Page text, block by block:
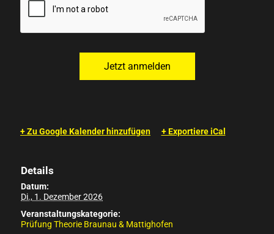
+ Zu Google Kalender hinzufügen + Exportiere iCal
Details
Datum:
Di., 1. Dezember 2026
Veranstaltungskategorie:
Prüfung Theorie Braunau & Mattighofen